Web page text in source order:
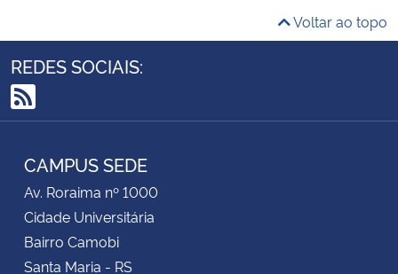
Voltar ao topo
REDES SOCIAIS:
RSS
CAMPUS SEDE
Av. Roraima nº 1000
Cidade Universitária
Bairro Camobi
Santa Maria - RS